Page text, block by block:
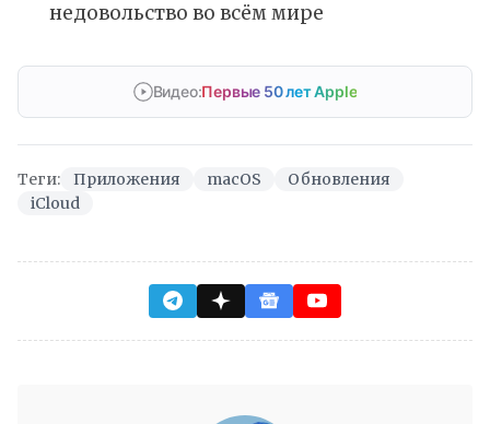
недовольство во всём мире
Видео:Первые 50 лет Apple
Теги: Приложения macOS
Обновления
iCloud